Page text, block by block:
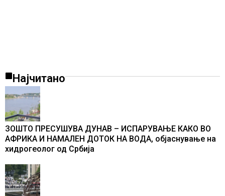
Најчитано
ЗОШТО ПРЕСУШУВА ДУНАВ – ИСПАРУВАЊЕ КАКО ВО
АФРИКА И НАМАЛЕН ДОТОК НА ВОДА, објаснување на
хидрогеолог од Србија